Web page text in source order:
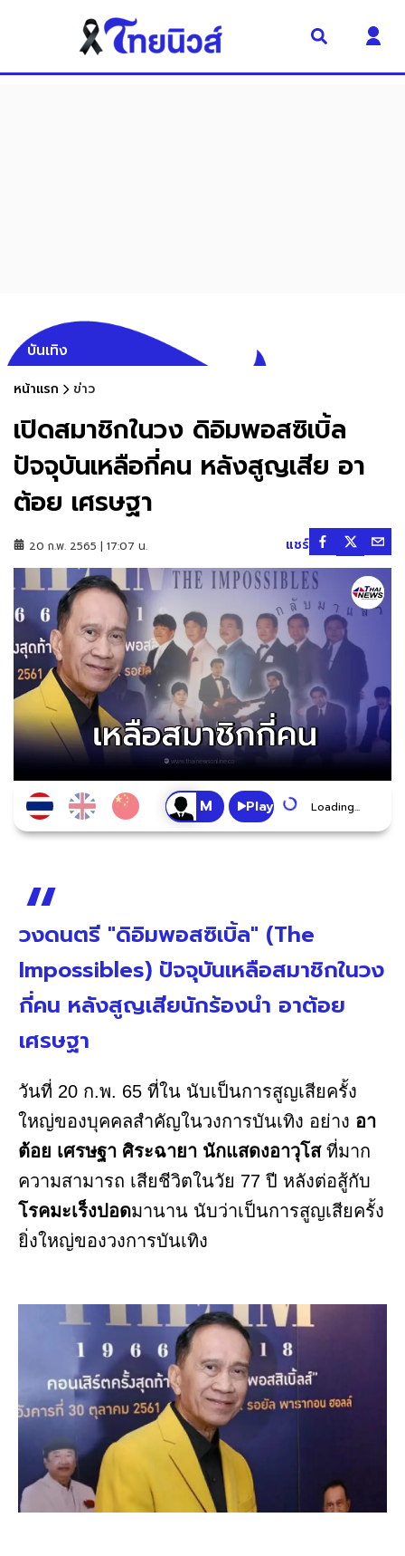
บันเทิง
หน้าแรก ข่าว
เปิดสมาชิกในวง ดิอิมพอสซิเบิ้ล
ปัจจุบันเหลือกี่คน หลังสูญเสีย อา
ต้อย เศรษฐา
20 ก.พ. 2565 | 17:07 น. แชร์
Play Loading...
วงดนตรี "ดิอิมพอสซิเบิ้ล" (The
Impossibles) ปัจจุบันเหลือสมาชิกในวง
กี่คน หลังสูญเสียนักร้องนำ อาต้อย
เศรษฐา
วันที่ 20 ก.พ. 65 ที่ใน นับเป็นการสูญเสียครั้ง
ใหญ่ของบุคคลสำคัญในวงการบันเทิง อย่าง อา
ต้อย เศรษฐา ศิระฉายา นักแสดงอาวุโสที่มาก
ความสามารถ เสียชีวิตในวัย 77 ปี หลังต่อสู้กับ
โรคมะเร็งปอดมานาน นับว่าเป็นการสูญเสียครั้ง
ยิ่งใหญ่ของวงการบันเทิง